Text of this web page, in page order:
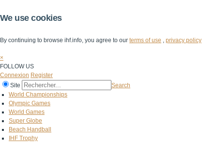
We use cookies
By continuing to browse ihf.info, you agree to our terms of use , privacy policy
×
FOLLOW US
Connexion Register
Site
Search
World Championships
Olympic Games
World Games
Super Globe
Beach Handball
IHF Trophy